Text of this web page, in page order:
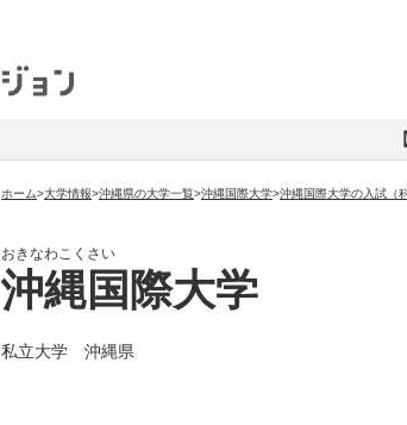
ホーム>大学情報>沖縄県の大学一覧>沖縄国際大学>沖縄国際大学の入試（
おきなわこくさい
沖縄国際大学
私立大学 沖縄県